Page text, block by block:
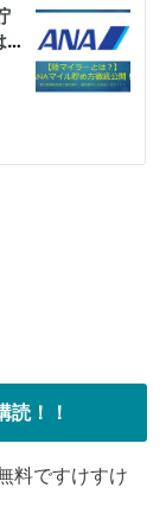
読！！
料ですけすけ